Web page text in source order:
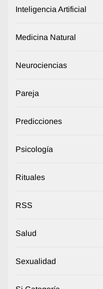
Inteligencia Artificial
Medicina Natural
Neurociencias
Pareja
Predicciones
Psicología
Rituales
RSS
Salud
Sexualidad